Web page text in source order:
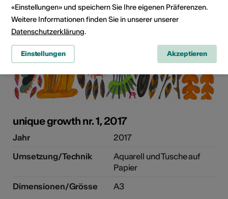
unique growth nr. 1, 2017
Jahr
2017
Umsetzung/Technik
Aquarell und Tusche auf
Papier
Dimensionen/Grösse
A3
«Einstellungen» und speichern Sie Ihre eigenen Präferenzen.
Weitere Informationen finden Sie in unserer unserer
Datenschutzerklärung.
Einstellungen Akzeptieren